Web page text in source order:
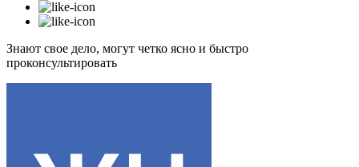
Знают свое дело, могут четко ясно и быстро
проконсультировать